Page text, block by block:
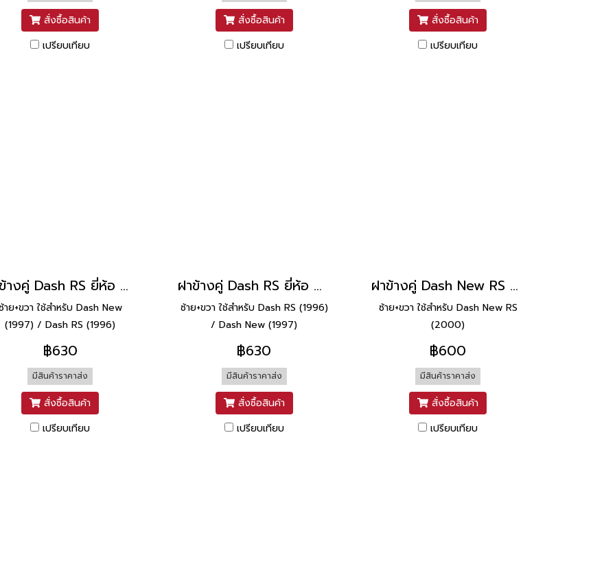
สั่งซื้อสินค้า
เปรียบเทียบ
สั่งซื้อสินค้า
เปรียบเทียบ
สั่งซื้อสินค้า
เปรียบเทียบ
ฝาข้างคู่ Dash RS ยี่ห้อ Manoo [H31 ดำ]
าย+ขวา ใช้สำหรับ Dash New
(1997) / Dash RS (1996)
฿630
มีสินค้าราคาส่ง
สั่งซื้อสินค้า
เปรียบเทียบ
ฝาข้างคู่ Dash RS ยี่ห้อ Manoo [H34 น้ำเงิน]
ซ้าย+ขวา ใช้สำหรับ Dash RS (1996)
/ Dash New (1997)
฿630
มีสินค้าราคาส่ง
สั่งซื้อสินค้า
เปรียบเทียบ
ฝาข้างคู่ Dash New RS ยี่ห้อ Manoo [R127 แดงส้ม/ขาว]
ซ้าย+ขวา ใช้สำหรับ Dash New RS
(2000)
฿600
มีสินค้าราคาส่ง
สั่งซื้อสินค้า
เปรียบเทียบ